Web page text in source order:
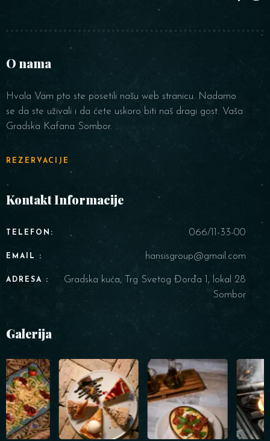
O nama
Hvala Vam pto ste posetili našu web stranicu. Nadamo
se da ste uživali i da ćete uskoro biti naš dragi gost. Vaša
Gradska Kafana Sombor.
REZERVACIJE
Kontakt Informacije
TELEFON: 066/11-33-00
EMAIL : hansisgroup@gmail.com
ADRESA :
Gradska kuća, Trg Svetog Đorđa 1, lokal 28
Sombor
Galerija